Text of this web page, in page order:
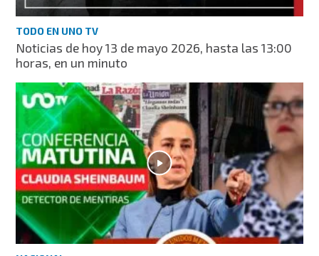
TODO EN UNO TV
Noticias de hoy 13 de mayo 2026, hasta las 13:00
horas, en un minuto